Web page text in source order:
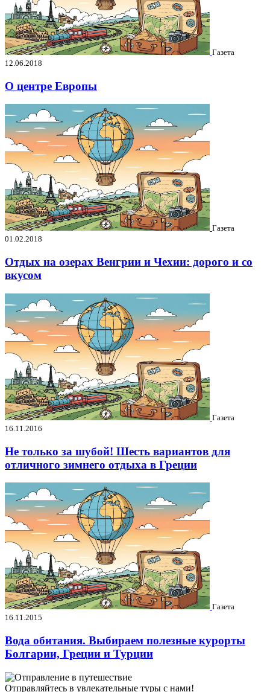
Газета
12.06.2018
О центре Европы
Газета
01.02.2018
Отдых на озерах Венгрии и Чехии: дорого и со
вкусом
Газета
16.11.2016
Не только за шубой! Шесть вариантов для
отличного зимнего отдыха в Греции
Газета
16.11.2015
Вода обитания. Выбираем полезные курорты
Болгарии, Греции и Турции
Отправляйтесь в увлекательные туры с нами!